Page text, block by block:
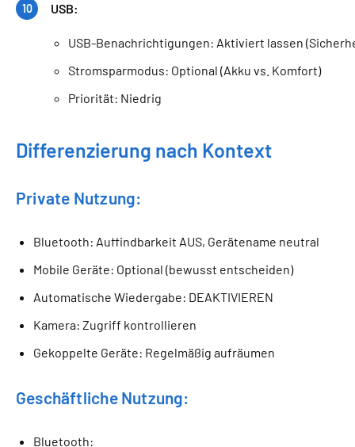
USB:
USB-Benachrichtigungen: Aktiviert lassen
Stromsparmodus: Optional (Akku vs. Komfort)
Priorität: Niedrig
Differenzierung nach Kontext
Private Nutzung:
Bluetooth: Auffindbarkeit AUS, Gerätename neutral
Mobile Geräte: Optional (bewusst entscheiden)
Automatische Wiedergabe: DEAKTIVIEREN
Kamera: Zugriff kontrollieren
Gekoppelte Geräte: Regelmäßig aufräumen
Geschäftliche Nutzung:
Bluetooth: